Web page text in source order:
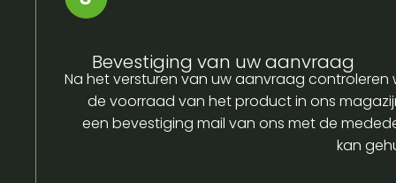
Bevestiging van uw aanvraag
Na het versturen van uw aanvraag controleren
de voorraad van het product in ons
een bevestiging mail van ons met de
kan